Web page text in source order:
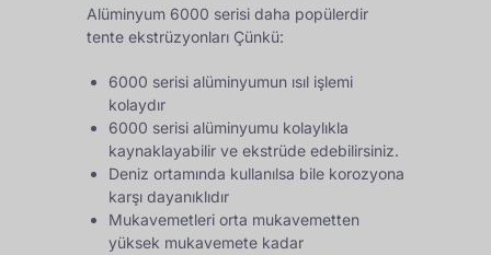
Alüminyum 6000 serisi daha popülerdir
tente ekstrüzyonları Çünkü:
6000 serisi alüminyumun ısıl işlemi
kolaydır
6000 serisi alüminyumu kolaylıkla
kaynaklayabilir ve ekstrüde edebilirsiniz.
Deniz ortamında kullanılsa bile korozyona
karşı dayanıklıdır
Mukavemetleri orta mukavemetten
yüksek mukavemete kadar